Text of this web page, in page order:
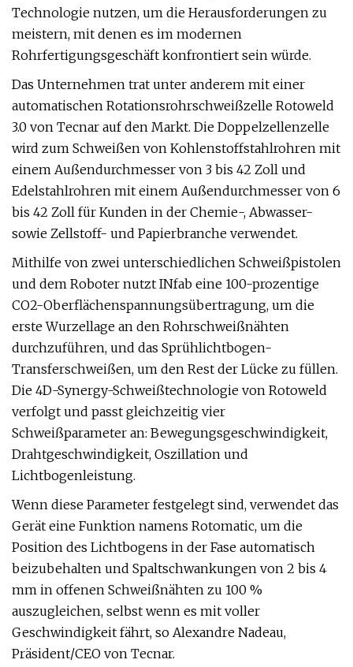
Technologie nutzen, um die Herausforderungen zu
meistern, mit denen es im modernen
Rohrfertigungsgeschäft konfrontiert sein würde.
Das Unternehmen trat unter anderem mit einer
automatischen Rotationsrohrschweißzelle Rotoweld
3.0 von Tecnar auf den Markt. Die Doppelzellenzelle
wird zum Schweißen von Kohlenstoffstahlrohren mit
einem Außendurchmesser von 3 bis 42 Zoll und
Edelstahlrohren mit einem Außendurchmesser von 6
bis 42 Zoll für Kunden in der Chemie-, Abwasser-
sowie Zellstoff- und Papierbranche verwendet.
Mithilfe von zwei unterschiedlichen Schweißpistolen
und dem Roboter nutzt INfab eine 100-prozentige
CO2-Oberflächenspannungsübertragung, um die
erste Wurzellage an den Rohrschweißnähten
durchzuführen, und das Sprühlichtbogen-
Transferschweißen, um den Rest der Lücke zu füllen.
Die 4D-Synergy-Schweißtechnologie von Rotoweld
verfolgt und passt gleichzeitig vier
Schweißparameter an: Bewegungsgeschwindigkeit,
Drahtgeschwindigkeit, Oszillation und
Lichtbogenleistung.
Wenn diese Parameter festgelegt sind, verwendet das
Gerät eine Funktion namens Rotomatic, um die
Position des Lichtbogens in der Fase automatisch
beizubehalten und Spaltschwankungen von 2 bis 4
mm in offenen Schweißnähten zu 100 %
auszugleichen, selbst wenn es mit voller
Geschwindigkeit fährt, so Alexandre Nadeau,
Präsident/CEO von Tecnar.